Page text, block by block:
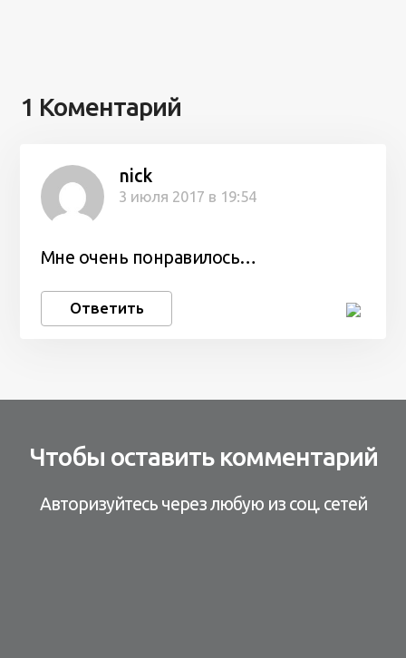
1 Коментарий
nick
3 июля 2017 в 19:54
Мне очень понравилось…
Ответить
Чтобы оставить комментарий
Авторизуйтесь через любую из соц. сетей